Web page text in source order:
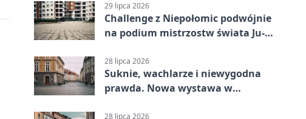
29 lipca 2026
Challenge z Niepołomic podwójnie
na podium mistrzostw świata Ju-
28 lipca 2026
Suknie, wachlarze i niewygodna
prawda. Nowa wystawa w
28 lipca 2026